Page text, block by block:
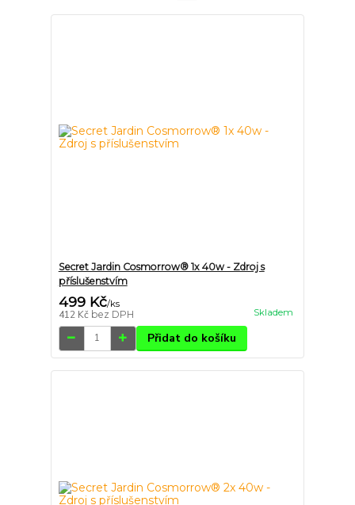
Secret Jardin Cosmorrow® 1x 40w - Zdroj s
příslušenstvím
499 Kč/ks
412 Kč bez DPH Skladem
Přidat do košíku